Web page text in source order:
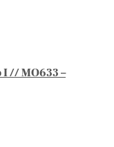
I // MO633 –